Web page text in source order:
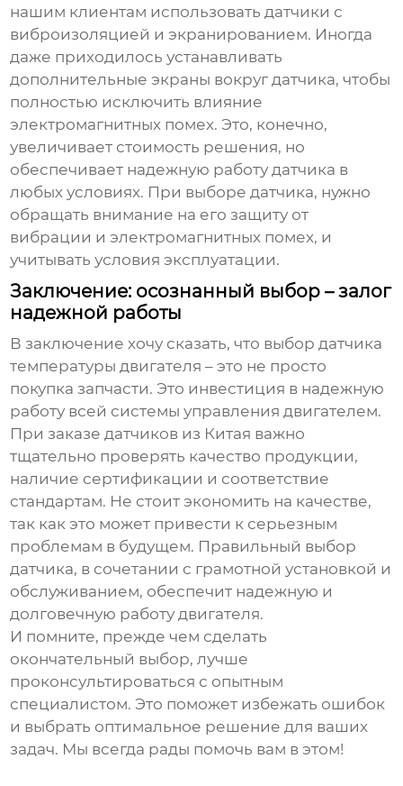
нашим клиентам использовать датчики с
виброизоляцией и экранированием. Иногда
даже приходилось устанавливать
дополнительные экраны вокруг датчика, чтобы
полностью исключить влияние
электромагнитных помех. Это, конечно,
увеличивает стоимость решения, но
обеспечивает надежную работу датчика в
любых условиях. При выборе датчика, нужно
обращать внимание на его защиту от
вибрации и электромагнитных помех, и
учитывать условия эксплуатации.
Заключение: осознанный выбор – залог
надежной работы
В заключение хочу сказать, что выбордатчика
температуры двигателя – это не просто
покупка запчасти. Это инвестиция в надежную
работу всей системы управления двигателем.
При заказе датчиков из Китая важно
тщательно проверять качество продукции,
наличие сертификации и соответствие
стандартам. Не стоит экономить на качестве,
так как это может привести к серьезным
проблемам в будущем. Правильный выбор
датчика, в сочетании с грамотной установкой и
обслуживанием, обеспечит надежную и
долговечную работу двигателя.
И помните, прежде чем сделать
окончательный выбор, лучше
проконсультироваться с опытным
специалистом. Это поможет избежать ошибок
и выбрать оптимальное решение для ваших
задач. Мы всегда рады помочь вам в этом!